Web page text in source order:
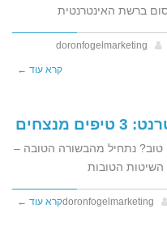
ברשת האינטרנטית
doronfogelmarketing
קרא עוד ←
טוב? נתחיל מהבשורה הטובה –
השיטות הטובות
doronfogelmarketingקרא עוד ←